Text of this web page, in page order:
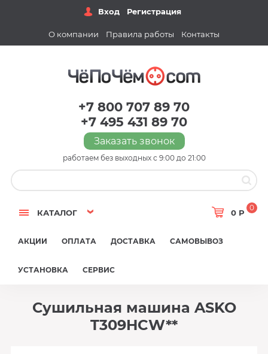
Вход Регистрация
О компании Правила работы Контакты
+7 800 707 89 70
+7 495 431 89 70
Заказать звонок
работаем без выходных с 9:00 до 21:00
КАТАЛОГ 0 Р
0
АКЦИИ ОПЛАТА ДОСТАВКА САМОВЫВОЗ
УСТАНОВКА СЕРВИС
Сушильная машина ASKO
T309HCW**